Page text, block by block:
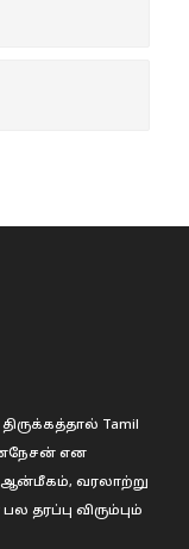
Tamil
என
ஆன்மீகம், வரலாற்று
தரப்பு விரும்பும்